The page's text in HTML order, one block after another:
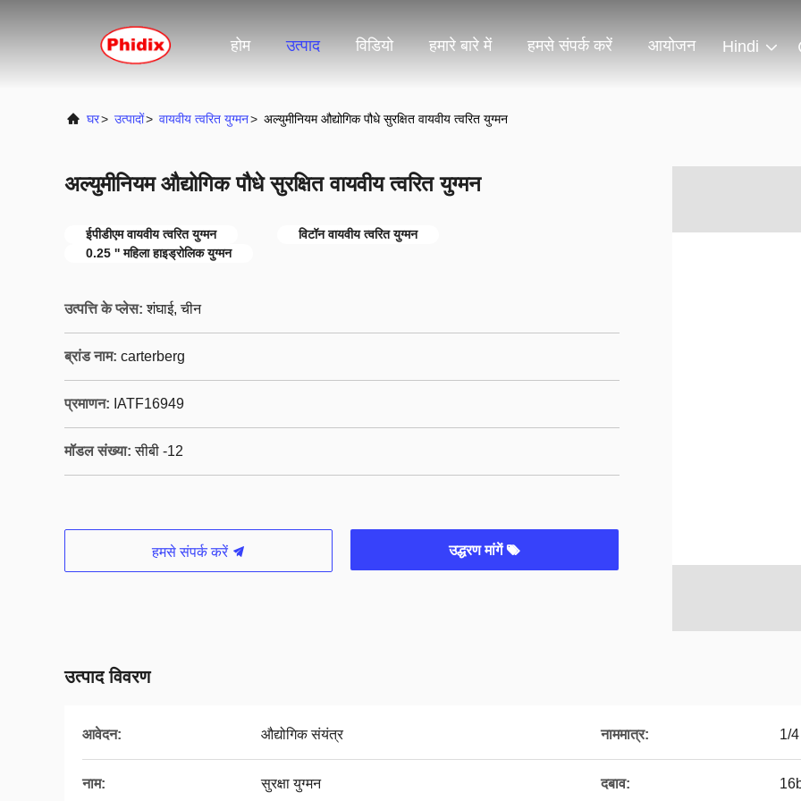
होम उत्पाद विडियो हमारे बारे में हमसे संपर्क करें आयोजन Hindi
घर> उत्पादों> वायवीय त्वरित युग्मन> अल्युमीनियम औद्योगिक पौधे सुरक्षित वायवीय त्वरित युग्मन
अल्युमीनियम औद्योगिक पौधे सुरक्षित वायवीय त्वरित युग्मन
ईपीडीएम वायवीय त्वरित युग्मन
विटॉन वायवीय त्वरित युग्मन
0.25 '' महिला हाइड्रोलिक युग्मन
उत्पत्ति के प्लेस: शंघाई, चीन
ब्रांड नाम: carterberg
प्रमाणन: IATF16949
मॉडल संख्या: सीबी -12
हमसे संपर्क करें उद्धरण मांगें
उत्पाद विवरण
आवेदन: औद्योगिक संयंत्र नाममात्र: 1/4
नाम: सुरक्षा युग्मन दबाव: